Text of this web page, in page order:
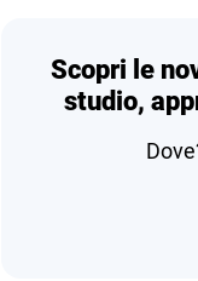
Scopri le
studio,